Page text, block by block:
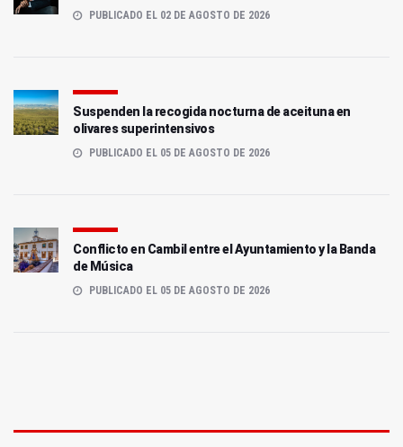
PUBLICADO EL 02 DE AGOSTO DE 2026
Suspenden la recogida nocturna de aceituna en
olivares superintensivos
PUBLICADO EL 05 DE AGOSTO DE 2026
Conflicto en Cambil entre el Ayuntamiento y la Banda
de Música
PUBLICADO EL 05 DE AGOSTO DE 2026